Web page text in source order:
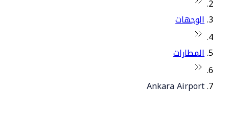
الوجهات
المطارات
Ankara Airport